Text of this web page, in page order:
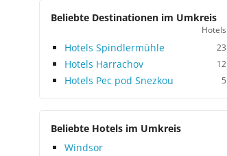
Beliebte Destinationen im Umkreis
Hotels
Hotels Spindlermühle 23
Hotels Harrachov 12
Hotels Pec pod Snezkou 5
Beliebte Hotels im Umkreis
Windsor